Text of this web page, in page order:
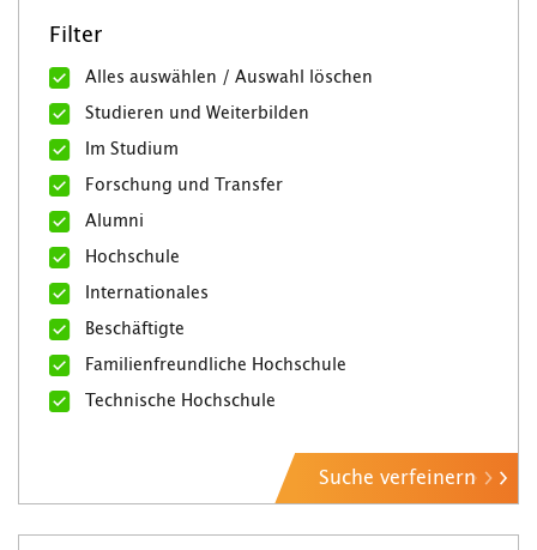
Filter
Alles auswählen / Auswahl löschen
Studieren und Weiterbilden
Im Studium
Forschung und Transfer
Alumni
Hochschule
Internationales
Beschäftigte
Familienfreundliche Hochschule
Technische Hochschule
Suche verfeinern